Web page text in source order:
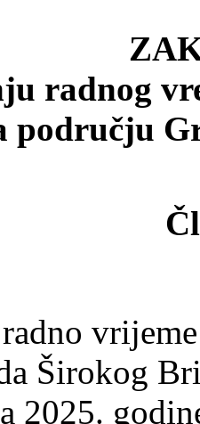
radnog
području
Širokog
2025.